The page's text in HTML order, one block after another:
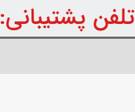
تلفن پشتیبانی: 31 13 39 74 - 021